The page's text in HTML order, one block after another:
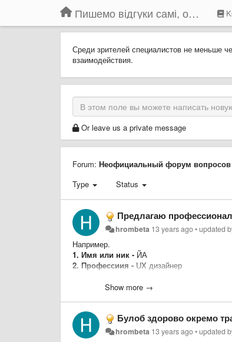
Пишемо відгуки самі, обговорюємо інші ідеї та пропозиції до Громадського Телебачення
Среди зрителей специалистов не меньше
взаимодействия.
Or leave us a private message
Forum: Неофициальный форум вопросов
Type
Status
Предлагаю профессионалам готовым
hrombeta 13 years ago•updated
Например.
1. Имя или ник - ЙА
2. Профессиия - UX дизайнер
4. Сколько времени вам удобно этому
1. Имя или ник -
2. Профессиия -
3. Чем хотите помочь -
Show more →
Булоб здорово окремо
hrombeta 13 years ago•updated